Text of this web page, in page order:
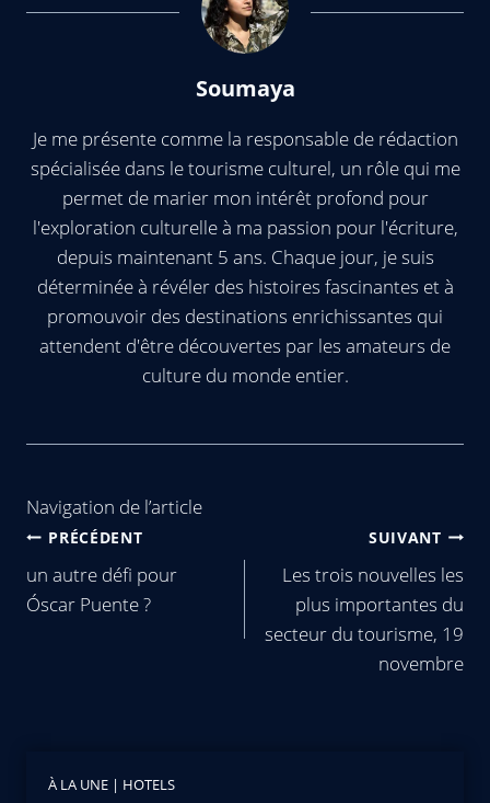
Soumaya
Je me présente comme la responsable de rédaction
spécialisée dans le tourisme culturel, un rôle qui me
permet de marier mon intérêt profond pour
l'exploration culturelle à ma passion pour l'écriture,
depuis maintenant 5 ans. Chaque jour, je suis
déterminée à révéler des histoires fascinantes et à
promouvoir des destinations enrichissantes qui
attendent d'être découvertes par les amateurs de
culture du monde entier.
Navigation de l’article
PRÉCÉDENT
un autre défi pour
Óscar Puente ?
SUIVANT
Les trois nouvelles les
plus importantes du
secteur du tourisme, 19
novembre
À LA UNE | HOTELS